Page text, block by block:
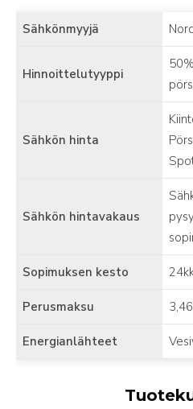
Sähkönmyyjä
Hinnoittelutyyppi
Sähkön hinta
Sähkön hintavakaus
Sopimuksen kesto
Perusmaksu
Energianlähteet